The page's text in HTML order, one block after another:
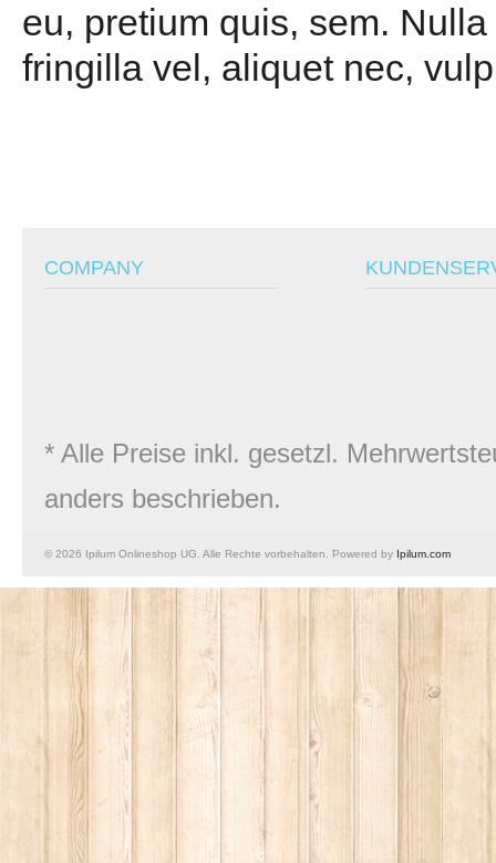
eu, pretium quis, sem.
fringilla vel, aliquet nec,
COMPANY
* Alle Preise inkl. gesetzl.
anders beschrieben.
© 2026 Ipilum Onlineshop UG. Alle Rechte vorbehalten. Powered by Ipilum.com